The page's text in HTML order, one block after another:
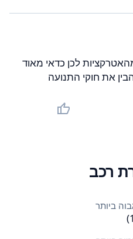
לכן כדאי מאוד
את חוקי התנועה
רכב
ביותר